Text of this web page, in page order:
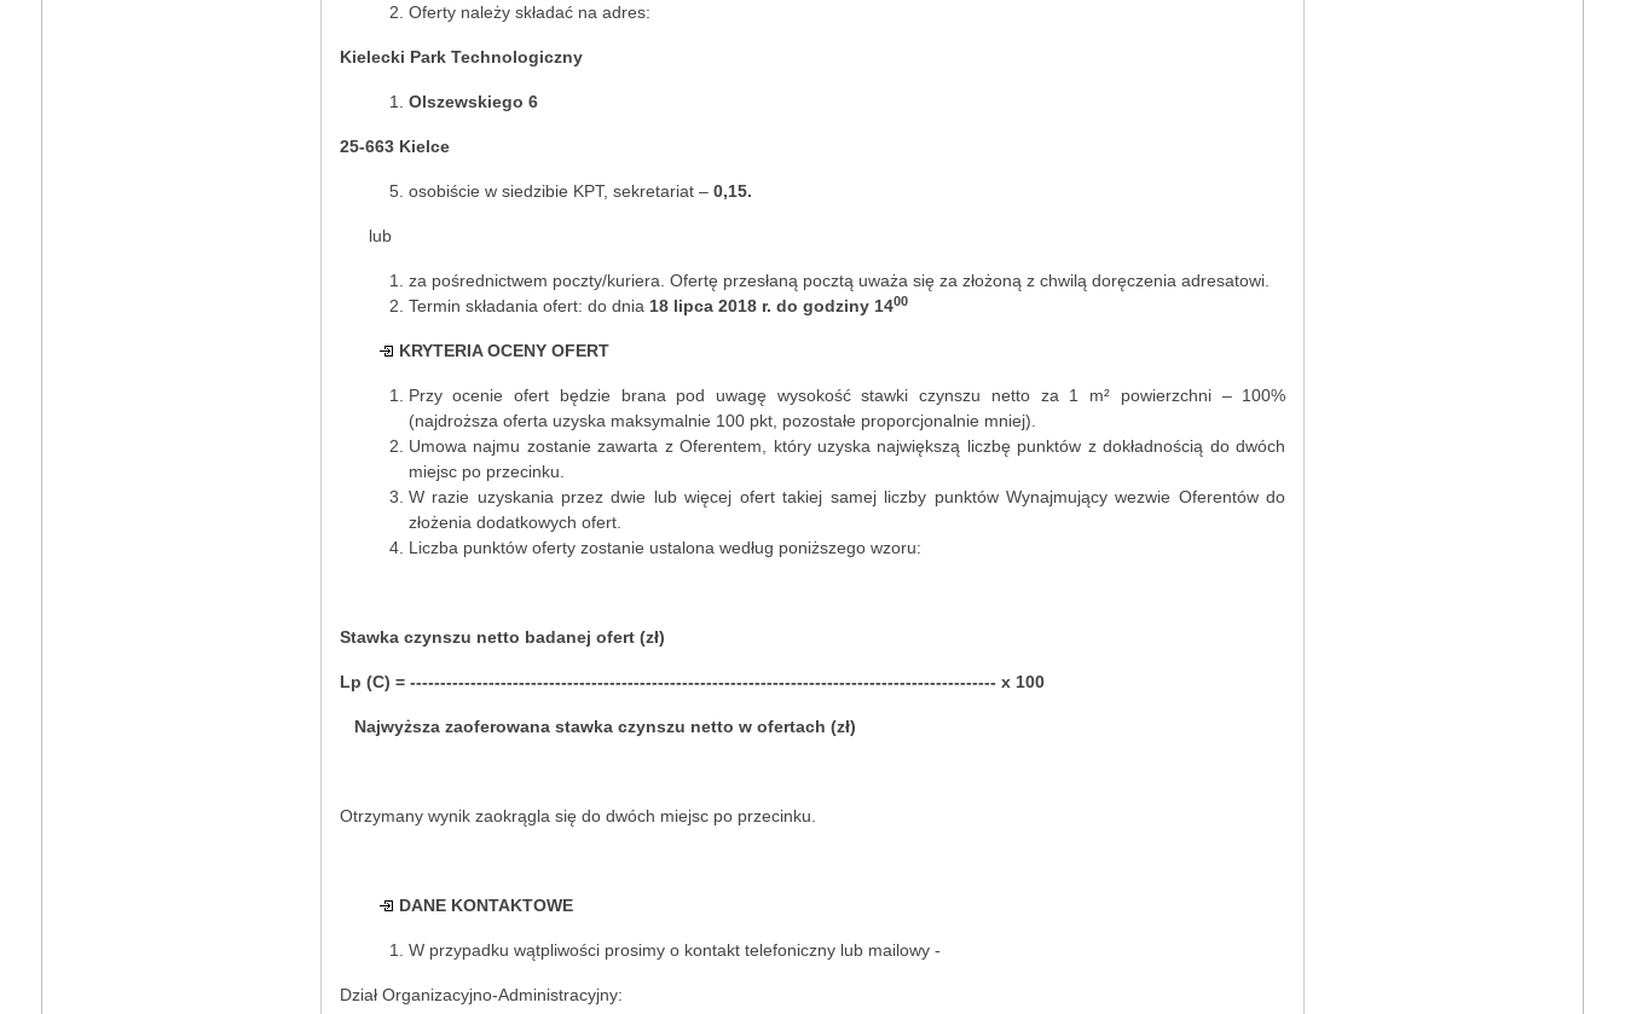
Oferty należy składać na adres:
Kielecki Park Technologiczny
Olszewskiego 6
25-663 Kielce
osobiście w siedzibie KPT, sekretariat – 0,15.
lub
za pośrednictwem poczty/kuriera. Ofertę przesłaną pocztą uważa się za złożoną z chwilą doręczenia adresatowi.
Termin składania ofert: do dnia 18 lipca 2018 r. do godziny 1400
KRYTERIA OCENY OFERT
Przy ocenie ofert będzie brana pod uwagę wysokość stawki czynszu netto za 1 m² powierzchni – 100%
(najdroższa oferta uzyska maksymalnie 100 pkt, pozostałe proporcjonalnie mniej).
Umowa najmu zostanie zawarta z Oferentem, który uzyska największą liczbę punktów z dokładnością do dwóch
miejsc po przecinku.
W razie uzyskania przez dwie lub więcej ofert takiej samej liczby punktów Wynajmujący wezwie Oferentów do
złożenia dodatkowych ofert.
Liczba punktów oferty zostanie ustalona według poniższego wzoru:
Stawka czynszu netto badanej ofert (zł)
Lp (C) = ------------------------------------------------------------------------------------------------- x 100
Najwyższa zaoferowana stawka czynszu netto w ofertach (zł)
Otrzymany wynik zaokrągla się do dwóch miejsc po przecinku.
DANE KONTAKTOWE
W przypadku wątpliwości prosimy o kontakt telefoniczny lub mailowy -
Dział Organizacyjno-Administracyjny: